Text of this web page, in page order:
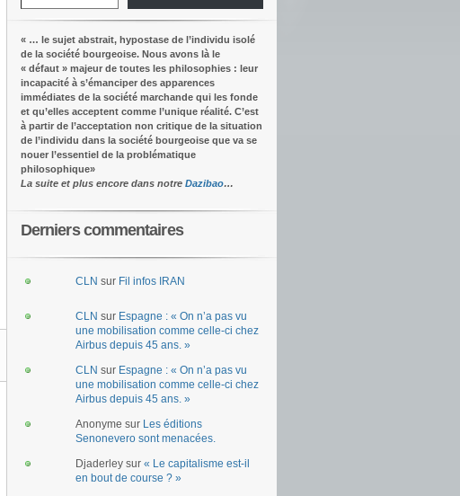
« … le sujet abstrait, hypostase de l’individu isolé
de la société bourgeoise. Nous avons là le
« défaut » majeur de toutes les philosophies : leur
incapacité à s’émanciper des apparences
immédiates de la société marchande qui les fonde
et qu’elles acceptent comme l’unique réalité. C’est
à partir de l’acceptation non critique de la situation
de l’individu dans la société bourgeoise que va se
nouer l’essentiel de la problématique
philosophique»
La suite et plus encore dans notre Dazibao…
Derniers commentaires
CLN sur Fil infos IRAN
CLN sur Espagne : « On n’a pas vu
une mobilisation comme celle-ci chez
Airbus depuis 45 ans. »
CLN sur Espagne : « On n’a pas vu
une mobilisation comme celle-ci chez
Airbus depuis 45 ans. »
Anonyme sur Les éditions
Senonevero sont menacées.
Djaderley sur « Le capitalisme est-il
en bout de course ? »